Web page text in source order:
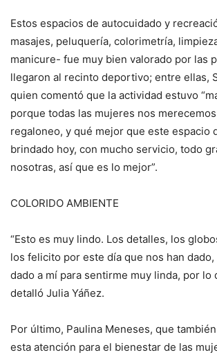
Estos espacios de autocuidado y
masajes, peluquería, colorimetría,
manicure- fue muy bien valorado por las
llegaron al recinto deportivo; entre ellas,
quien comentó que la actividad estuvo
porque todas las mujeres nos
regaloneo, y qué mejor que este espacio
brindado hoy, con mucho servicio, todo
nosotras, así que es lo mejor”.
COLORIDO AMBIENTE
“Esto es muy lindo. Los detalles, los
los felicito por este día que nos han dado,
dado a mí para sentirme muy linda, por lo
detalló Julia Yáñez.
Por último, Paulina Meneses, que
esta atención para el bienestar de las